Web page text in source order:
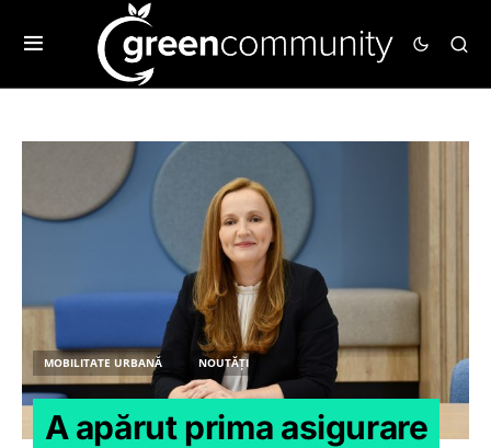
MOBILITATE URBANĂ NOUTĂȚI
A apărut prima asigurare